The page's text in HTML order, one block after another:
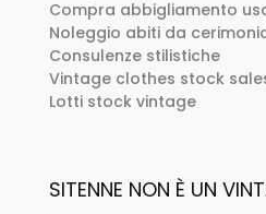
Compra abbigliamento
Noleggio abiti da
Consulenze stilistiche
Vintage clothes stock
Lotti stock vintage
SITENNE NON È UN